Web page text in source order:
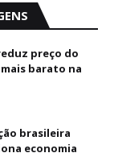
preço do
barato na
brasileira
economia